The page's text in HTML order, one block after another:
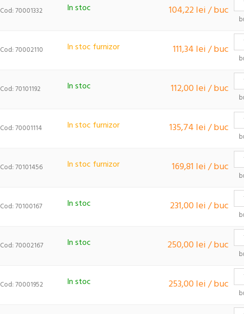
Cod: 70001332 In stoc 104,22 lei / buc
Cod: 70002110 In stoc furnizor 111,34 lei / buc
Cod: 70101192 In stoc 112,00 lei / buc
Cod: 70001114 In stoc furnizor 135,74 lei / buc
Cod: 70101456 In stoc furnizor 169,81 lei / buc
Cod: 70100167 In stoc 231,00 lei / buc
Cod: 70002167 In stoc 250,00 lei / buc
Cod: 70001952 In stoc 253,00 lei / buc